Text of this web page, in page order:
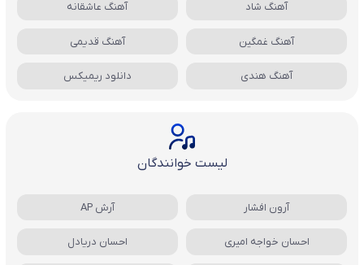
آهنگ شاد آهنگ عاشقانه
آهنگ غمگین آهنگ قدیمی
آهنگ هندی دانلود ریمیکس
لیست خوانندگان
آرون افشار آرش AP
احسان خواجه امیری احسان دریادل